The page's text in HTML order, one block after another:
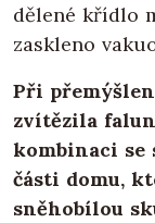
dělené křídlo
zaskleno
Při
zvítězila
kombinaci se
části domu,
sněhobílou